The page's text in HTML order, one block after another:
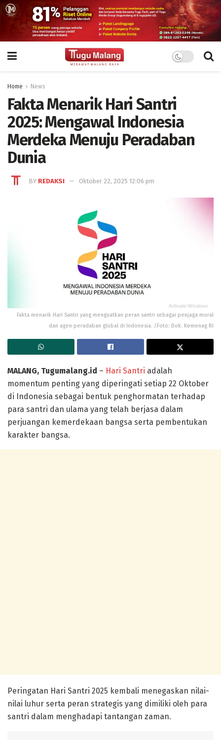
Home News
Fakta Menarik Hari Santri
2025: Mengawal Indonesia
Merdeka Menuju Peradaban
Dunia
BY REDAKSI Oktober 22, 2025 12:06 pm
Fakta menarik Hari Santri yang menguatkan peran santri sebagai penjaga moral
dan agen peradaban global di Indonesia. /Foto: Dok. Kemenag RI
MALANG, Tugumalang.id – Hari Santri adalah
momentum penting yang diperingati setiap 22 Oktober
di Indonesia sebagai bentuk penghormatan terhadap
para santri dan ulama yang telah berjasa dalam
perjuangan kemerdekaan bangsa serta pembentukan
karakter bangsa.
Peringatan Hari Santri 2025 kembali menegaskan nilai-
nilai luhur serta peran strategis yang dimiliki oleh para
santri dalam menghadapi tantangan zaman.